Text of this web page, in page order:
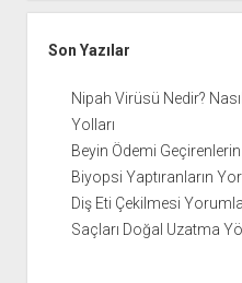
Son Yazılar
Nipah Virüsü Nedir?
Yolları
Beyin Ödemi
Biyopsi Yaptıranların
Diş Eti Çekilmesi
Saçları Doğal Uzatma